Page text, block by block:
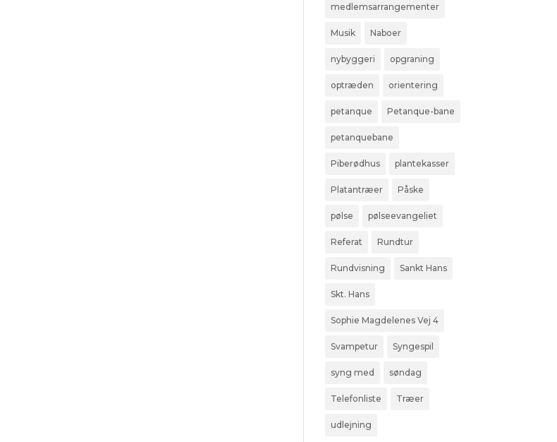
medlemsarrangementer
Musik Naboer
nybyggeri opgraning
optræden orientering
petanque Petanque-bane
petanquebane
Piberødhus plantekasser
Platantræer Påske
pølse pølseevangeliet
Referat Rundtur
Rundvisning Sankt Hans
Skt. Hans
Sophie Magdelenes Vej 4
Svampetur Syngespil
syng med søndag
Telefonliste Træer
udlejning